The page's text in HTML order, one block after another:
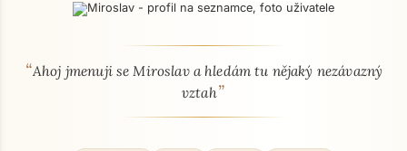
O mně - seznamka profil
“Ahoj jmenuji se Miroslav a hledám tu nějaký nezávazný
vztah”